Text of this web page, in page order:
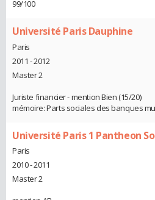
99/100
Université Paris Dauphine
Paris
2011 - 2012
Master 2
Juriste financier - mention Bien (15/20)
mémoire: Parts sociales des banques
Université Paris 1 Pantheon
Paris
2010 - 2011
Master 2